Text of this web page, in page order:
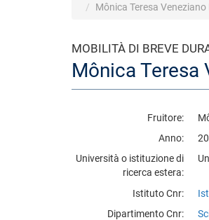
Mônica Teresa
MOBILITÀ DI BREVE
Mônica Teresa
Fruitore
Anno
Università o istituzione di
ricerca estera
Istituto Cnr
Dipartimento Cnr